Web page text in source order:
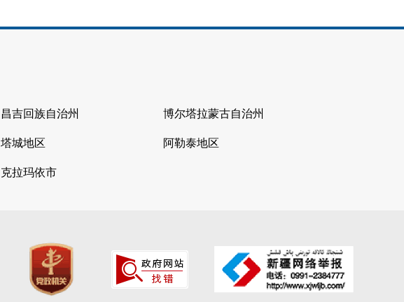
昌吉回族自治州 博尔塔拉蒙古自治州
塔城地区 阿勒泰地区
克拉玛依市